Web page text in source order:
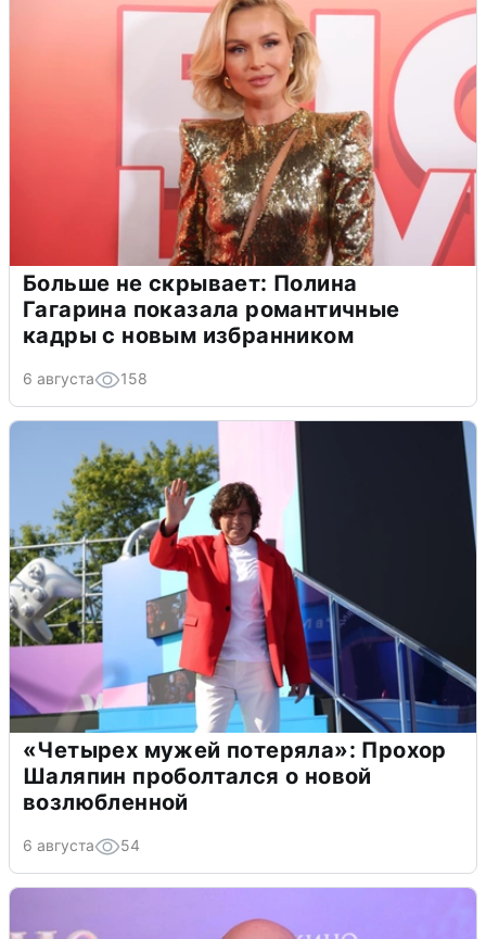
Больше не скрывает: Полина
Гагарина показала романтичные
кадры с новым избранником
6 августа 158
«Четырех мужей потеряла»: Прохор
Шаляпин проболтался о новой
возлюбленной
6 августа 54